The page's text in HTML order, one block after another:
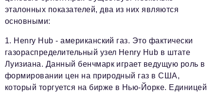
эталонных показателей, два из них являются
основными:
1. Henry Hub - американский газ. Это фактически
газораспределительный узел Henry Hub в штате
Луизиана. Данный бенчмарк играет ведущую роль в
формировании цен на природный газ в США,
который торгуется на бирже в Нью-Йорке. Единицей